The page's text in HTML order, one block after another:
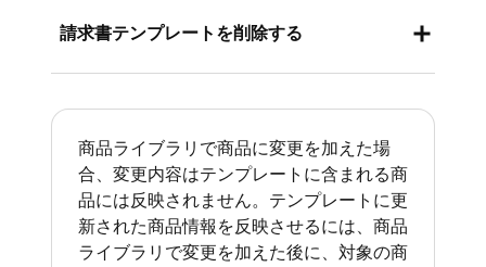
Square データにログインし、[
は [定期送信] を選択し、テンプレート名
を入力します。テンプレート名は、加盟店
さまにのみ表示されます。
以下のような請求書テンプレートの詳細を
複数のテンプレートを作成したら、新しい請求
トは、以前の請求書の設定をすべて上書きしま
す。初期設定のテンプレートを設定するには、
以下のとおりに進めます。
Square データにログインし、[注文と支払
い ]（あるいは [請求書と支払い ] または
請求書テンプレートを削除する
アカウントから請求書テンプレートを削除する
には、以下のとおりに進めます。
Square データにログインし、[注文と支払
い]（あるいは [ 請求書と支払い
] または
支払い]）> [請求書] の順に進みます。
商品ライブラリで商品に変更を加えた場
合、変更内容はテンプレートに含まれる商
品には反映されません。テンプレートに更
新された商品情報を反映させるには、商品
ライブラリで変更を加えた後に、対象の商